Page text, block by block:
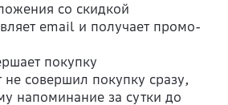
со скидкой
email и получает промо-
покупку
не совершил покупку сразу,
напоминание за сутки до